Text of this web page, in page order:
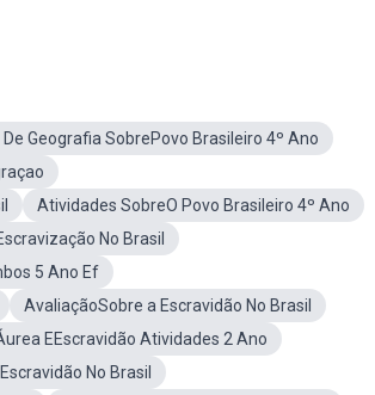
Geografia SobrePovo Brasileiro 4º Ano
Atividades SobreO Povo Brasileiro 4º Ano
No Brasil
5 Ano Ef
AvaliaçãoSobre a Escravidão No Brasil
EEscravidão Atividades 2 Ano
No Brasil